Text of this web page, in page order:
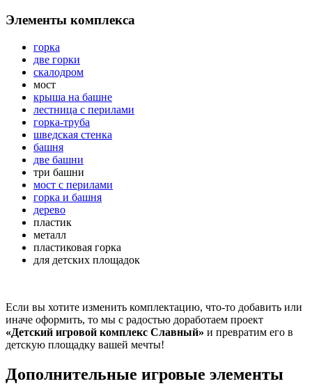
Элементы комплекса
горка
две горки
скалодром
мост
крыша на башне
лестница с перилами
горка-труба
шведская стенка
башня
две башни
три башни
мост с перилами
горка и башня
дерево
пластик
металл
пластиковая горка
для детских площадок
Если вы хотите изменить комплектацию, что-то добавить или
иначе оформить, то мы с радостью доработаем проект
«Детский игровой комплекс Славный» и превратим его в
детскую площадку вашей мечты!
Дополнительные игровые элементы